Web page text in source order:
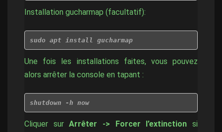
Installation gucharmap (facultatif):
sudo apt install gucharmap
Une fois les installations faites, vous pouvez
alors arrêter la console en tapant :
shutdown -h now
Cliquer surArrêter -> Forcer l’extinction si